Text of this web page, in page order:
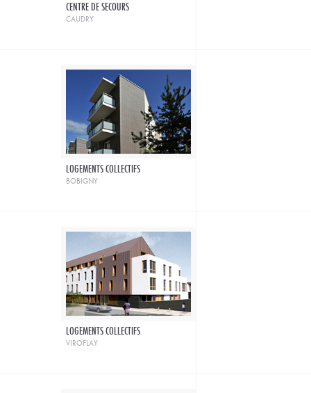
CENTRE DE SECOURS
caudry
LOGEMENTS COLLECTIFS
bobigny
LOGEMENTS COLLECTIFS
viroflay